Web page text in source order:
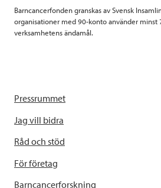
Barncancerfonden granskas av Svensk
organisationer med 90-konto använder minst
verksamhetens ändamål.
Pressrummet
Jag vill bidra
Råd och stöd
För företag
Barncancerforskning